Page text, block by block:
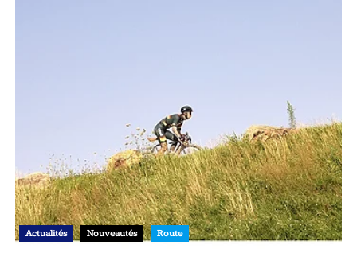
Actualités Nouveautés Route